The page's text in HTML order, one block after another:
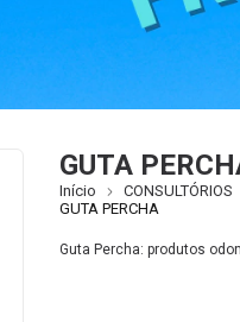
GUTA
Início CONSULTÓRIOS
GUTA PERCHA
Guta Percha: produtos